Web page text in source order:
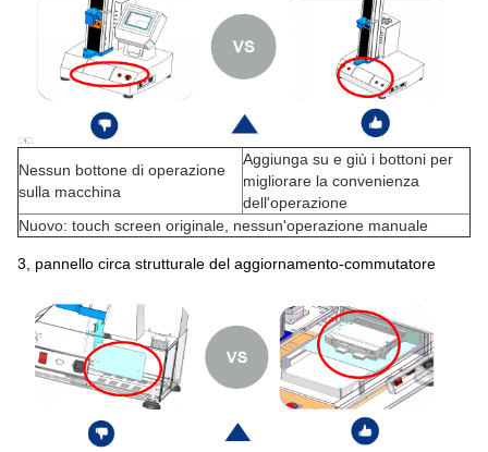
Nessun bottone di operazione
sulla macchina
Aggiunga su e giù i bottoni per
migliorare la convenienza
dell'operazione
Nuovo: touch screen originale, nessun'operazione manuale
3, pannello circa strutturale del aggiornamento-commutatore